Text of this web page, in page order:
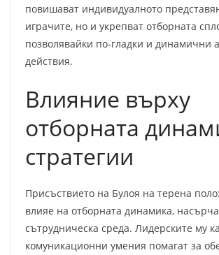
повишават индивидуалното
играчите, но и укрепват отборната
позволявайки по-гладки и динамични
действия.
Влияние върху
отборната
стратегии
Присъствието на Булоя на терена
влияе на отборната динамика,
сътрудническа среда. Лидерските му
комуникационни умения помагат за